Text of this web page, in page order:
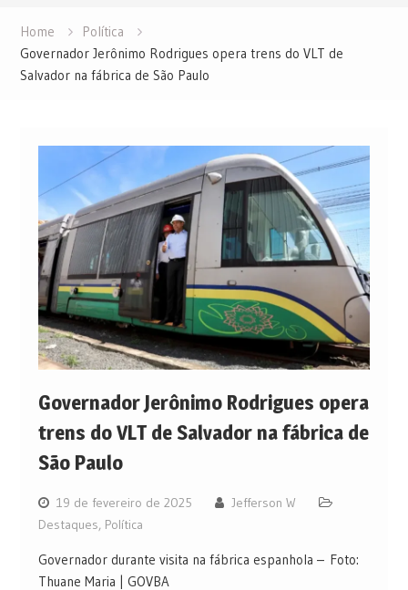
Home
Política
Governador Jerônimo Rodrigues opera trens do VLT de
Salvador na fábrica de São Paulo
Governador Jerônimo Rodrigues opera
trens do VLT de Salvador na fábrica de
São Paulo
19 de fevereiro de 2025
Jefferson W
Destaques, Política
Governador durante visita na fábrica espanhola – Foto:
Thuane Maria | GOVBA